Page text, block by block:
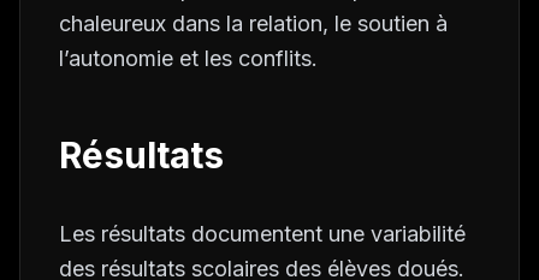
chaleureux dans la relation, le soutien à
l’autonomie et les conflits.
Résultats
Les résultats documentent une variabilité
des résultats scolaires des élèves doués.